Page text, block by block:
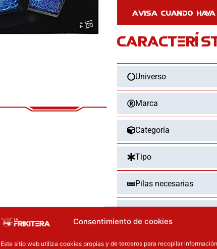
Consentimiento de cookies
Este sitio web utiliza cookies propias y de terceros para recopilar
Universo
Marca
Categoría
Tipo
Pilas necesarias